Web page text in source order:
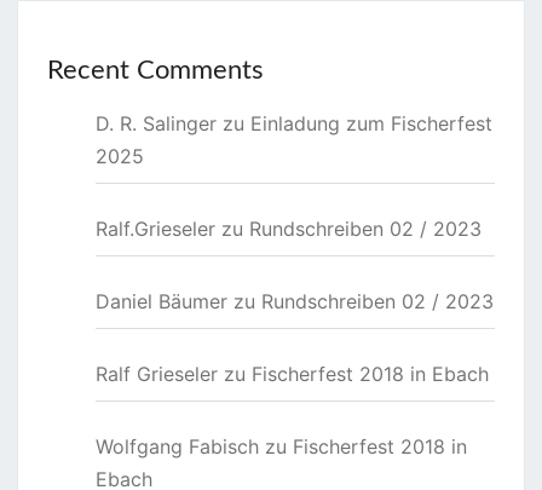
Recent Comments
D. R. Salinger zu Einladung zum Fischerfest
2025
Ralf.Grieseler zu Rundschreiben 02 / 2023
Daniel Bäumer zu Rundschreiben 02 / 2023
Ralf Grieseler zu Fischerfest 2018 in Ebach
Wolfgang Fabisch zu Fischerfest 2018 in
Ebach